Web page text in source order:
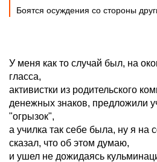
Боятся осуждения со стороны
У меня как то случай был, на
гласса,
активистки из родительского
денежных знаков, предложили
"огрызок",
а училка так себе была, ну я на
сказал, что об этом думаю,
и ушел не дожидаясь